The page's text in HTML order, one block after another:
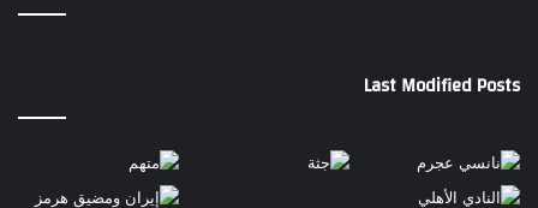
Last Modified Posts